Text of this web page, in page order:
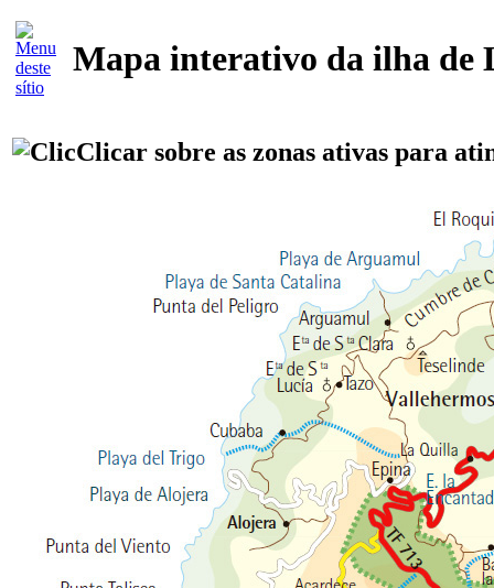
Mapa interativo da ilha de
Clicar sobre as zonas ativas para